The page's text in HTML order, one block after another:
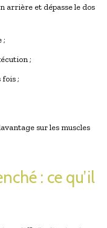
arrière et dépasse le dos
;
;
;
sur les muscles
: ce qu’il